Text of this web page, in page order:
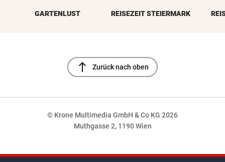
GARTENLUST REISEZEIT STEIERMARK
north Zurück nach oben
© Krone Multimedia GmbH & Co KG 2026
Muthgasse 2, 1190 Wien
NaN%